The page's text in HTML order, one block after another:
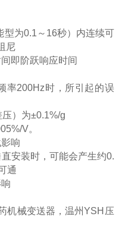
型为0.1～16秒）内连续可
尼
阶跃响应时间
率200Hz时，所引起的误
为±0.1%/g
V。
影响
安装时，可能会产生约0.
通
响
机械变送器，温州YSH压